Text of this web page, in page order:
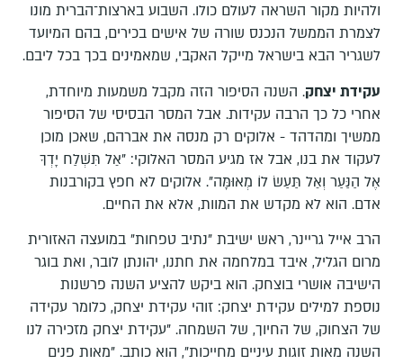
ולהיות מקור השראה לעולם כולו. השבוע בארצות־הברית מונו
לצמרת הממשל הנכנס שורה של אישים בכירים, בהם המיועד
לשגריר הבא בישראל מייקל האקבי, שמאמינים בכך בכל ליבם.
עקידת יצחק. השנה הסיפור הזה מקבל משמעות מיוחדת,
אחרי כל כך הרבה עקידות. אבל המסר הבסיסי של הסיפור
ממשיך ומהדהד - אלוקים רק מנסה את אברהם, שאכן מוכן
לעקוד את בנו, אבל אז מגיע המסר האלוקי: "אַל תִּשְׁלַח יָדְךָ
אֶל הַנַּעַר וְאַל תַּעַשׂ לוֹ מְאוּמָּה". אלוקים לא חפץ בקורבנות
אדם. הוא לא מקדש את המוות, אלא את החיים.
הרב אייל גריינר, ראש ישיבת "נתיב טפחות" במועצה האזורית
מרום הגליל, איבד במלחמה את חתנו, יהונתן לובר, ואת בוגר
הישיבה אושרי בוצחק. הוא ביקש להציע השנה פרשנות
נוספת למילים עקידת יצחק: זוהי עקידת יצחק, כלומר עקידה
של הצחוק, של החיוך, של השמחה. "עקידת יצחק מזכירה לנו
השנה מאות זוגות עיניים מחייכות", הוא כותב. "מאות פנים